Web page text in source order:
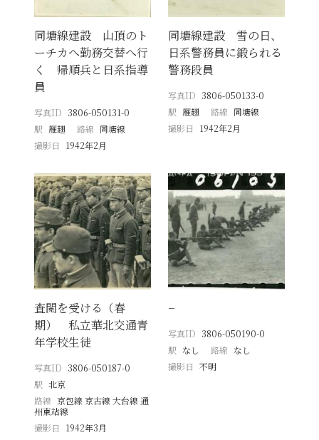
同塘線建設 山頂のト
ーチカへ勤務交替へ行
く 帰順兵と日系指導
員
写真ID 3806-050131-0
駅 雁趐 路線 同塘線
撮影日
1942年2月
同塘線建設 雪の日、
日系警務員に鍛られる
警務段員
写真ID 3806-050133-0
駅 雁趐 路線 同塘線
撮影日
1942年2月
査閲を受ける（春
期） 私立華北交通青
年学校生徒
写真ID 3806-050187-0
駅 北京
路線 京包線 京古線 大台線 通
州東站線
撮影日
1942年3月
−
写真ID 3806-050190-0
駅 なし 路線 なし
撮影日 不明